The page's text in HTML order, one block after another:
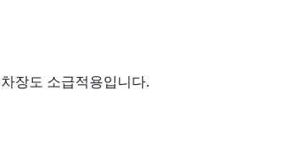
장도 소급적용입니다.